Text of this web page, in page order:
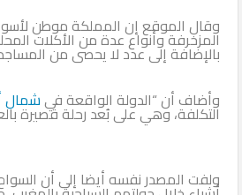
وقال الموقع إن المملكة موطن
المزخرفة وأنواع عدة من الأكلات
بالإضافة إلى عدد لا يحصى من
وأضاف أن “الدولة الواقعة فيشمال
التكلفة، وهي على بُعد رحلة قصيرة
ولفت المصدر نفسه أيضا إلى أن